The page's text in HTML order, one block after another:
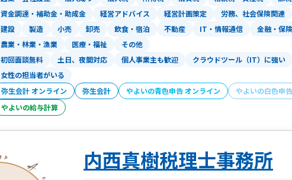
資金調達・補助金・助成金
経営アドバイス 経営計画策定 労務、社会保険関連
建設 製造 小売 卸売 飲食・宿泊 不動産 IT・情報通信 金融・保険
農業・林業・漁業
医療・福祉 その他
初回面談無料 土日、夜間対応 個人事業主も歓迎 クラウドツール（IT）に強い
女性の担当者がいる
弥生会計 オンライン 弥生会計 やよいの青色申告 オンライン やよいの白色申
やよいの給与計算
内西真樹税理士事務所